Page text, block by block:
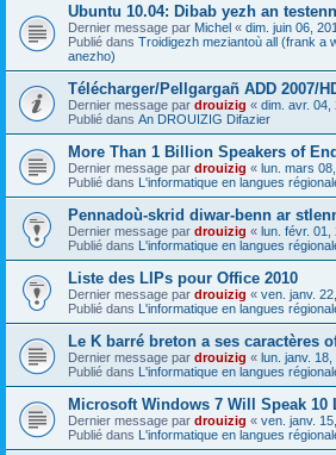
Ubuntu 10.04: Dibab yezh an
Dernier message par Michel « dim. juin 06,
Publié dans Troidigezh meziantoù all (frank a
anezho)
Télécharger/Pellgargañ ADD 2007/
Dernier message par drouizig « dim. avr. 04,
Publié dans An DROUIZIG Difazier
More Than 1 Billion Speakers of
Dernier message par drouizig « lun. mars
Publié dans L'informatique en langues
Pennadoù-skrid diwar-benn ar
Dernier message par drouizig « lun. févr. 01,
Publié dans L'informatique en langues
Liste des LIPs pour Office 2010
Dernier message par drouizig « ven. janv.
Publié dans L'informatique en langues
Le K barré breton a ses caractères
Dernier message par drouizig « lun. janv.
Publié dans L'informatique en langues
Microsoft Windows 7 Will Speak 10
Dernier message par drouizig « ven. janv.
Publié dans L'informatique en langues